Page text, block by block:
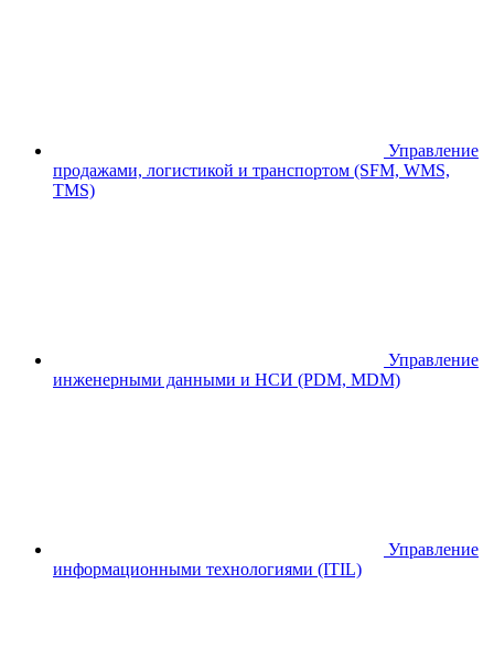
Управление
продажами, логистикой и транспортом (SFM, WMS,
TMS)
Управление
инженерными данными и НСИ (PDM, MDM)
Управление
информационными технологиями (ITIL)